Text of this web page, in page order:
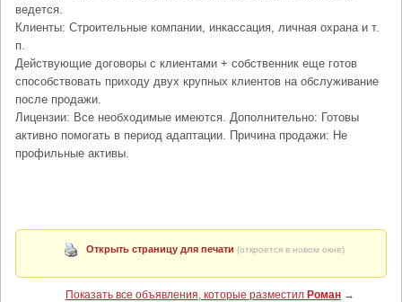
ведется.
Клиенты: Строительные компании, инкассация, личная охрана и т.
п.
Действующие договоры с клиентами + собственник еще готов
способствовать приходу двух крупных клиентов на обслуживание
после продажи.
Лицензии: Все необходимые имеются. Дополнительно: Готовы
активно помогать в период адаптации. Причина продажи: Не
профильные активы.
Открыть страницу для печати (откроется в новом окне)
Показать все объявления, которые разместил Роман →